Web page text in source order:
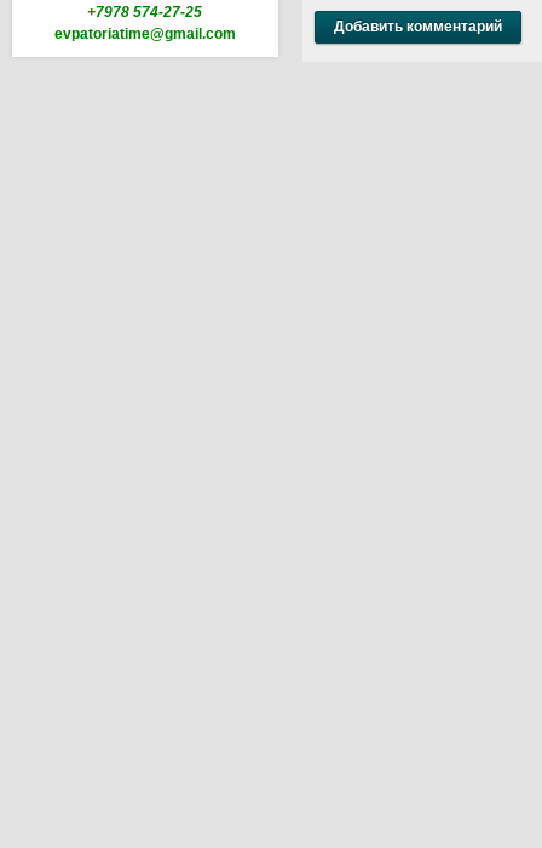
+7978 574-27-25
evpatoriatime@gmail.com